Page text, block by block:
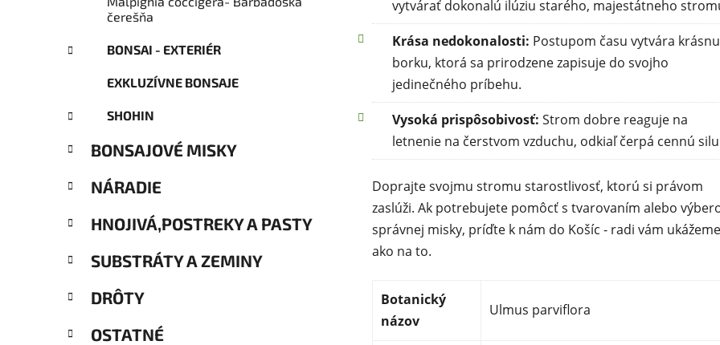
čerešňa
BONSAI - EXTERIÉR
EXKLUZÍVNE BONSAJE
SHOHIN
BONSAJOVÉ MISKY
NÁRADIE
HNOJIVÁ,POSTREKY A PASTY
SUBSTRÁTY A ZEMINY
DRÔTY
OSTATNÉ
vytvárať dokonalú ilúziu starého, majestátneho
Krása nedokonalosti: Postupom času vytvára krásnu
borku, ktorá sa prirodzene zapisuje do svojho
jedinečného príbehu.
Vysoká prispôsobivosť: Strom dobre reaguje na
letnenie na čerstvom vzduchu, odkiaľ čerpá cennú
Doprajte svojmu stromu starostlivosť, ktorú si právom
zaslúži. Ak potrebujete pomôcť s tvarovaním alebo
správnej misky, príďte k nám do Košíc - radi vám
ako na to.
Botanický
názov
Ulmus parviflora